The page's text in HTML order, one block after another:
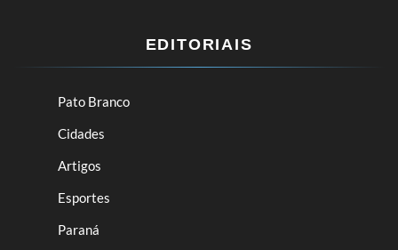
EDITORIAIS
Pato Branco
Cidades
Artigos
Esportes
Paraná